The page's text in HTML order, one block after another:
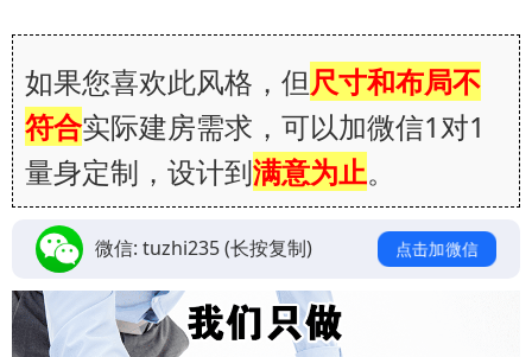
如果您喜欢此风格，但尺寸和布局不
符合实际建房需求，可以加微信1对1
量身定制，设计到满意为止。
微信: tuzhi235(长按复制) 点击加微信